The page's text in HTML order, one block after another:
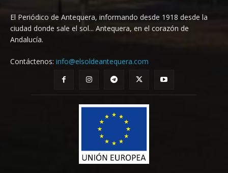
El Periódico de Antequera, informando desde 1918 desde la
ciudad donde sale el sol... Antequera, en el corazón de
Andalucía.
Contáctenos: info@elsoldeantequera.com